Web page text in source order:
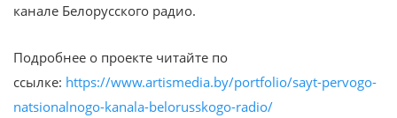
канале Белорусского радио.
Подробнее о проекте читайте по
ссылке: https://www.artismedia.by/portfolio/sayt-pervogo-
natsionalnogo-kanala-belorusskogo-radio/